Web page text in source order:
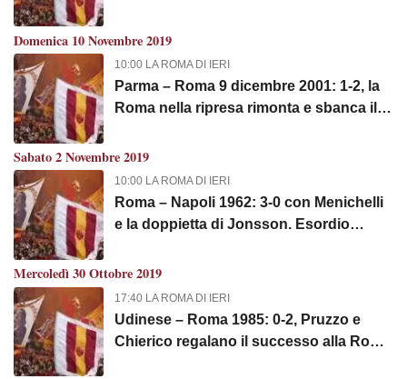
Domenica 10 Novembre 2019
10:00 LA ROMA DI IERI
Parma – Roma 9 dicembre 2001: 1-2, la
Roma nella ripresa rimonta e sbanca il
Sabato 2 Novembre 2019
10:00 LA ROMA DI IERI
Roma – Napoli 1962: 3-0 con Menichelli
e la doppietta di Jonsson. Esordio
Roma del presidente Marini Dettina
Mercoledì 30 Ottobre 2019
17:40 LA ROMA DI IERI
Udinese – Roma 1985: 0-2, Pruzzo e
Chierico regalano il successo alla Roma